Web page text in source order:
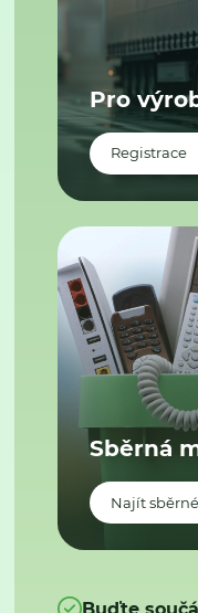
Pro
Registrace
Sběrná
Najít
Buďte